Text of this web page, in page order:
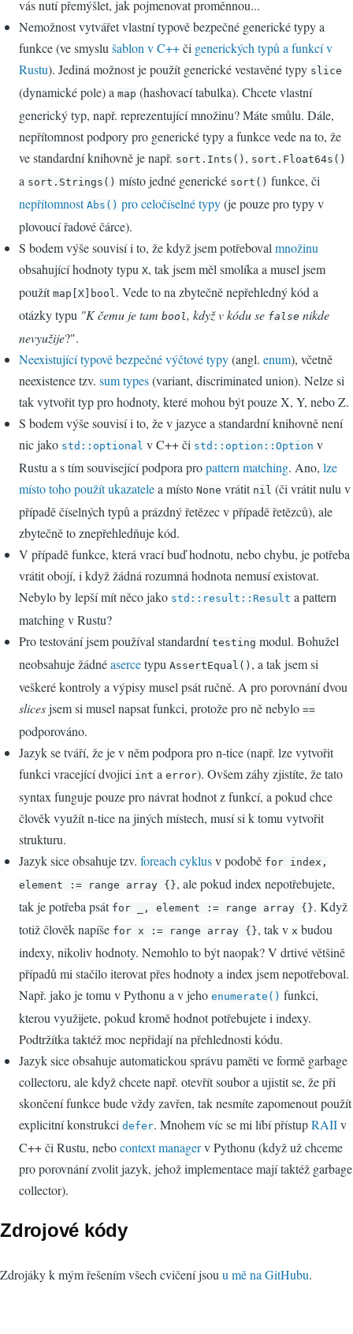
vás nutí přemýšlet, jak pojmenovat proměnnou...
Nemožnost vytvářet vlastní typově bezpečné generické typy a
funkce (ve smyslu šablon v C++či generických typů a funkcí v
Rustu). Jediná možnost je použít generické vestavěné typy slice
(dynamické pole) a map (hashovací tabulka). Chcete vlastní
generický typ, např. reprezentující množinu? Máte smůlu. Dále,
nepřítomnost podpory pro generické typy a funkce vede na to, že
ve standardní knihovně je např. sort.Ints() , sort.Float64s()
a sort.Strings() místo jedné generické sort() funkce, či
nepřítomnost Abs() pro celočíselné typy(je pouze pro typy v
plovoucí řadové čárce).
S bodem výše souvisí i to, že když jsem potřeboval množinu
obsahující hodnoty typu X, tak jsem měl smolíka a musel jsem
použít map[X]bool. Vede to na zbytečně nepřehledný kód a
otázky typu "K čemu je tam bool, když v kódu se false nikde
nevyužije?".
Neexistující typově bezpečné výčtové typy(angl. enum), včetně
neexistence tzv. sum types(variant, discriminated union). Nelze si
tak vytvořit typ pro hodnoty, které mohou být pouze X, Y, nebo Z.
S bodem výše souvisí i to, že v jazyce a standardní knihovně není
nic jako std::optional v C++ či std::option::Option v
Rustu a s tím související podpora propattern matching. Ano, lze
místo toho použít ukazatelea místo None vrátit nil (či vrátit nulu v
případě číselných typů a prázdný řetězec v případě řetězců), ale
zbytečně to znepřehledňuje kód.
V případě funkce, která vrací buď hodnotu, nebo chybu, je potřeba
vrátit obojí, i když žádná rozumná hodnota nemusí existovat.
Nebylo by lepší mít něco jako std::result::Result a pattern
matching v Rustu?
Pro testování jsem používal standardní testing modul. Bohužel
neobsahuje žádnéasercetypu AssertEqual() , a tak jsem si
veškeré kontroly a výpisy musel psát ručně. A pro porovnání dvou
slicesjsem si musel napsat funkci, protože pro ně nebylo ==
podporováno.
Jazyk se tváří, že je v něm podpora pro n-tice (např. lze vytvořit
funkci vracející dvojici int a error). Ovšem záhy zjistíte, že tato
syntax funguje pouze pro návrat hodnot z funkcí, a pokud chce
člověk využít n-tice na jiných místech, musí si k tomu vytvořit
strukturu.
Jazyk sice obsahuje tzv. foreach cyklusv podobě for index,
element := range array {}, ale pokud index nepotřebujete,
tak je potřeba psát for _, element := range array {}. Když
totiž člověk napíše for x := range array {}, tak v x budou
indexy, nikoliv hodnoty. Nemohlo to být naopak? V drtivé většině
případů mi stačilo iterovat přes hodnoty a index jsem nepotřeboval.
Např. jako je tomu v Pythonu a v jeho enumerate() funkci,
kterou využijete, pokud kromě hodnot potřebujete i indexy.
Podtržítka taktéž moc nepřidají na přehlednosti kódu.
Jazyk sice obsahuje automatickou správu paměti ve formě garbage
collectoru, ale když chcete např. otevřít soubor a ujistit se, že při
skončení funkce bude vždy zavřen, tak nesmíte zapomenout použít
explicitní konstrukci defer. Mnohem víc se mi líbí přístupRAIIv
C++ či Rustu, nebocontext managerv Pythonu (když už chceme
pro porovnání zvolit jazyk, jehož implementace mají taktéž garbage
collector).
Zdrojové kódy
Zdrojáky k mým řešením všech cvičení jsou u mě na GitHubu.